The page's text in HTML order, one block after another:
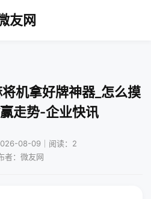
友网
机拿好牌神器_怎么摸
走势-企业快讯
08-09｜阅读：2
者：微友网